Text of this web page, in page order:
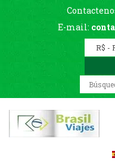
E-mail: